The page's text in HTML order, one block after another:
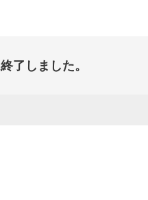
了しました。